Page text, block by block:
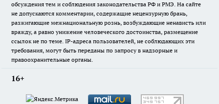
обсуждения тем и соблюдения законодательства РФ и РМЭ. На сайте
не допускаются комментарии, содержащие нецензурную брань,
разжигающие межнациональную рознь, возбуждающие ненависть или
вражду, а равно унижение человеческого достоинства, размещение
ссылок не по теме. IP-адреса пользователей, не соблюдающих эти
требования, могут быть переданы по запросу в надзорные и
правоохранительные органы.
16+